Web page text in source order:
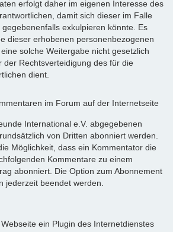
erfolgt daher im eigenen Interesse des
damit sich dieser im Falle
exkulpieren könnte. Es
dieser erhobenen personenbezogenen
solche Weitergabe nicht gesetzlich
der Rechtsverteidigung des für die
dient.
im Forum auf der Internetseite
International e.V. abgegebenen
von Dritten abonniert werden.
Möglichkeit, dass ein Kommentator die
Kommentare zu einem
abonniert. Die Option zum Abonnement
jederzeit beendet werden.
ein Plugin des Internetdienstes